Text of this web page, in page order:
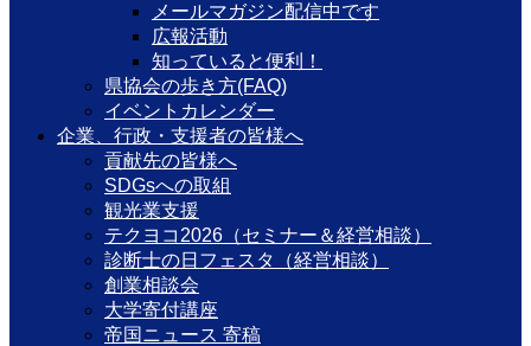
メールマガジン配信中です
広報活動
知っていると便利！
県協会の歩き方(FAQ)
イベントカレンダー
企業、行政・支援者の皆様へ
貢献先の皆様へ
SDGsへの取組
観光業支援
テクヨコ2026（セミナー＆経営相談）
診断士の日フェスタ（経営相談）
創業相談会
大学寄付講座
帝国ニュース 寄稿